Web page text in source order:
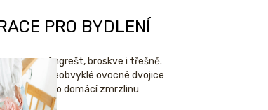
PRO BYDLENÍ
Angrešt, broskve i třešně.
Neobvyklé ovocné dvojice
pro domácí zmrzlinu